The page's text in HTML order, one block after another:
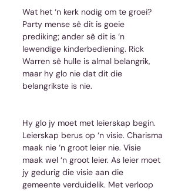
Wat het ‘n kerk nodig om te groei?
Party mense sê dit is goeie
prediking; ander sê dit is ‘n
lewendige kinderbediening. Rick
Warren sê hulle is almal belangrik,
maar hy glo nie dat dit die
belangrikste is nie.
Hy glo jy moet met leierskap begin.
Leierskap berus op ‘n visie. Charisma
maak nie ‘n groot leier nie. Visie
maak wel ‘n groot leier. As leier moet
jy gedurig die visie aan die
gemeente verduidelik. Met verloop